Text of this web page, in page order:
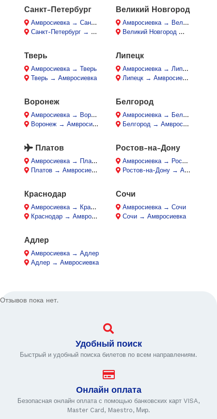
Санкт-Петербург
Амвросиевка → Санкт-Петербург
Санкт-Петербург → Амвросиевка
Великий Новгород
Амвросиевка → Великий Новгород
Великий Новгород → Амвросиевка
Тверь
Амвросиевка → Тверь
Тверь → Амвросиевка
Липецк
Амвросиевка → Липецк
Липецк → Амвросиевка
Воронеж
Амвросиевка → Воронеж
Воронеж → Амвросиевка
Белгород
Амвросиевка → Белгород
Белгород → Амвросиевка
Платов
Амвросиевка → Платов
Платов → Амвросиевка
Ростов-на-Дону
Амвросиевка → Ростов-на-Дону
Ростов-на-Дону → Амвросиевка
Краснодар
Амвросиевка → Краснодар
Краснодар → Амвросиевка
Сочи
Амвросиевка → Сочи
Сочи → Амвросиевка
Адлер
Амвросиевка → Адлер
Адлер → Амвросиевка
Отзывов пока нет.
Удобный поиск
Быстрый и удобный поиска билетов по всем направлениям.
Онлайн оплата
Безопасная онлайн оплата с помощью банковских карт VISA,
Master Card, Maestro, Мир.